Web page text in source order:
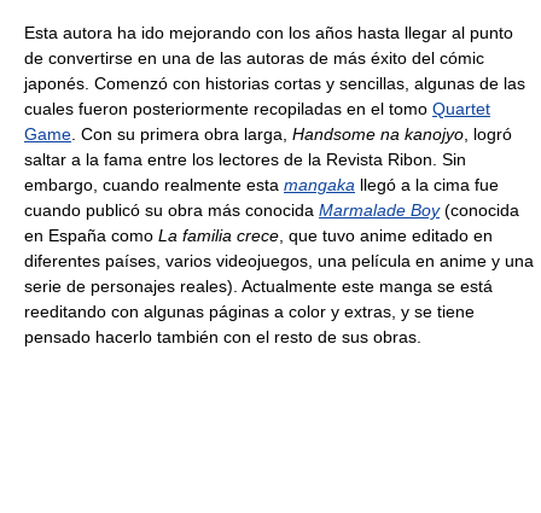
Esta autora ha ido mejorando con los años hasta llegar al punto
de convertirse en una de las autoras de más éxito del cómic
japonés. Comenzó con historias cortas y sencillas, algunas de las
cuales fueron posteriormente recopiladas en el tomo Quartet
Game . Con su primera obra larga, Handsome na kanojyo , logró
saltar a la fama entre los lectores de la Revista Ribon. Sin
embargo, cuando realmente esta mangaka llegó a la cima fue
cuando publicó su obra más conocida Marmalade Boy(conocida
en España como La familia crece , que tuvo anime editado en
diferentes países, varios videojuegos, una película en anime y una
serie de personajes reales). Actualmente este manga se está
reeditando con algunas páginas a color y extras, y se tiene
pensado hacerlo también con el resto de sus obras.